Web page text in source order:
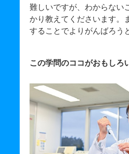
難しいですが、わからない
かり教えてくださいます。
することでよりがんばろう
この学問のココがおもしろ